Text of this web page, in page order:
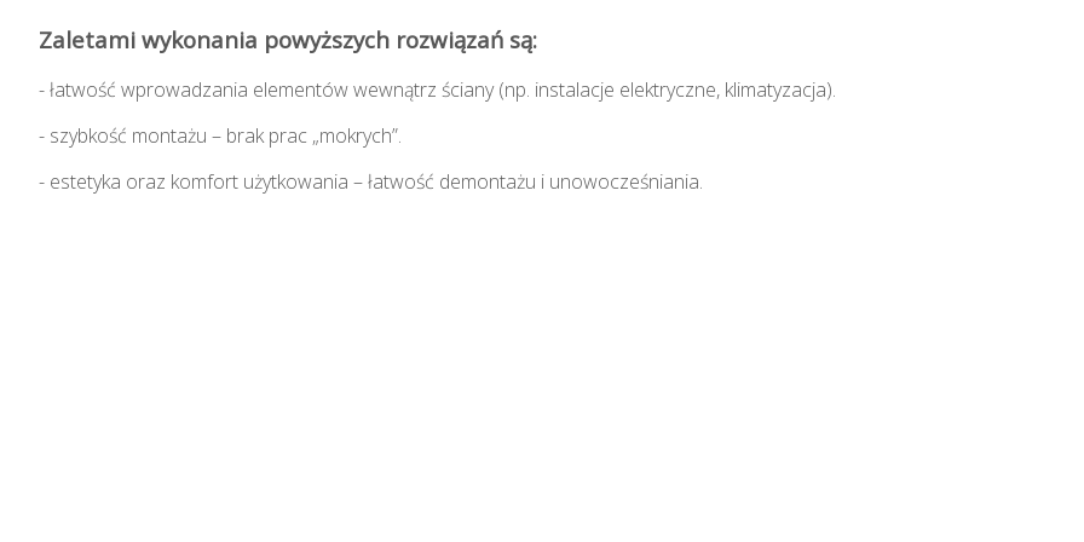
Zaletami wykonania powyższych rozwiązań są:
- łatwość wprowadzania elementów wewnątrz ściany (np. instalacje elektryczne, klimatyzacja).
- szybkość montażu – brak prac „mokrych”.
- estetyka oraz komfort użytkowania – łatwość demontażu i unowocześniania.